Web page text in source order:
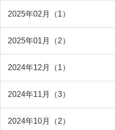
2025年02月（1）
2025年01月（2）
2024年12月（1）
2024年11月（3）
2024年10月（2）